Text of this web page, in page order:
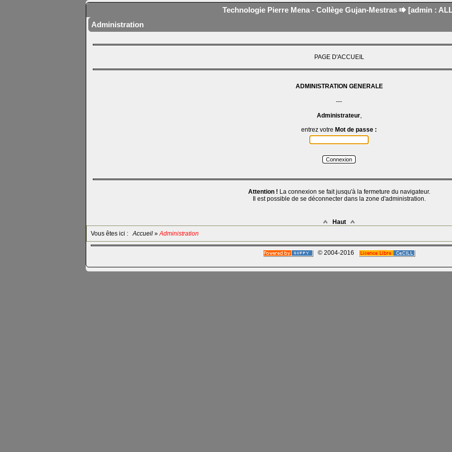
Technologie Pierre Mena - Collège Gujan-Mestras
[admin :
Administration
PAGE D'ACCUEIL
ADMINISTRATION GENERALE
---
Administrateur,
entrez votre Mot de passe :
Connexion
Attention ! La connexion se fait jusqu'à la fermeture du navigateur.
Il est possible de se déconnecter dans la zone d'administration.
Haut
Vous êtes ici :
Accueil »Administration
© 2004-2016